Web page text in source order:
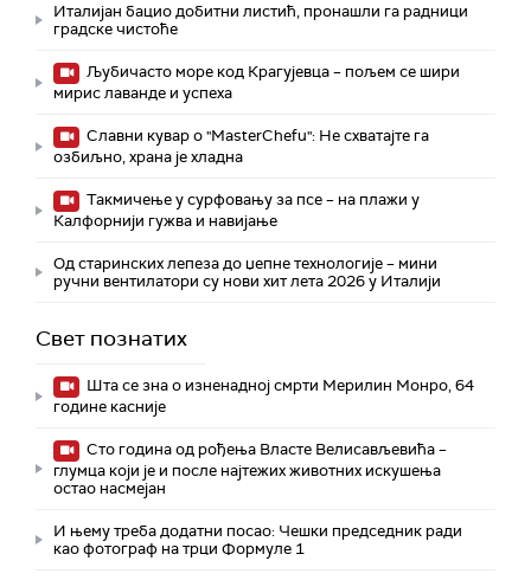
Италијан бацио добитни листић, пронашли га радници
градске чистоће
Љубичасто море код Крагујевца – пољем се шири
мирис лаванде и успеха
Славни кувар о "MasterChefu": Не схватајте га
озбиљно, храна је хладна
Такмичење у сурфовању за псе – на плажи у
Калфорнији гужва и навијање
Од старинских лепеза до џепне технологије – мини
ручни вентилатори су нови хит лета 2026 у Италији
Свет познатих
Шта се зна о изненадној смрти Мерилин Монро, 64
године касније
Сто година од рођења Власте Велисављевића –
глумца који је и после најтежих животних искушења
остао насмејан
И њему треба додатни посао: Чешки председник ради
као фотограф на трци Формуле 1